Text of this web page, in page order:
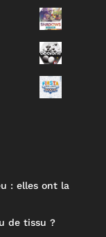
: elles ont la
de tissu ?